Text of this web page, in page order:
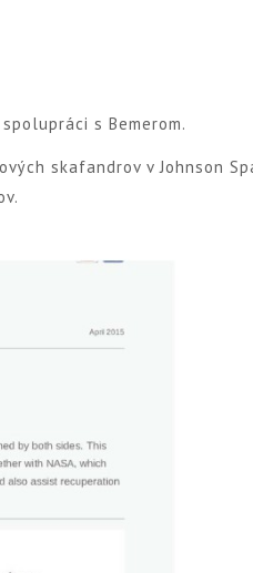
s Bemerom.
skafandrov v Johnson